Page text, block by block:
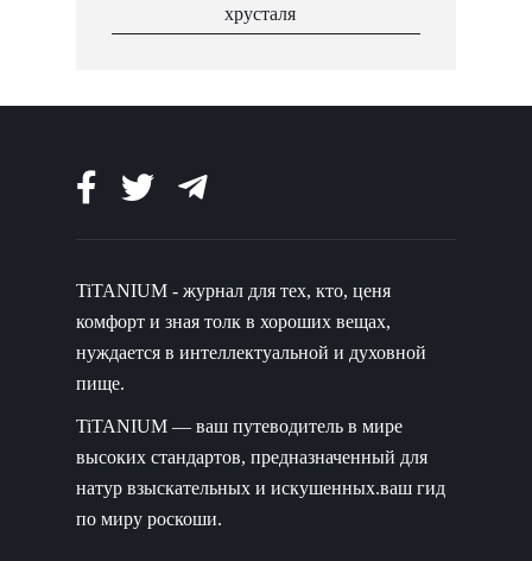
хрусталя
TiTANIUM - журнал для тех, кто, ценя
комфорт и зная толк в хороших вещах,
нуждается в интеллектуальной и духовной
пище.
TiTANIUM — ваш путеводитель в мире
высоких стандартов, предназначенный для
натур взыскательных и искушенных.ваш гид
по миру роскоши.